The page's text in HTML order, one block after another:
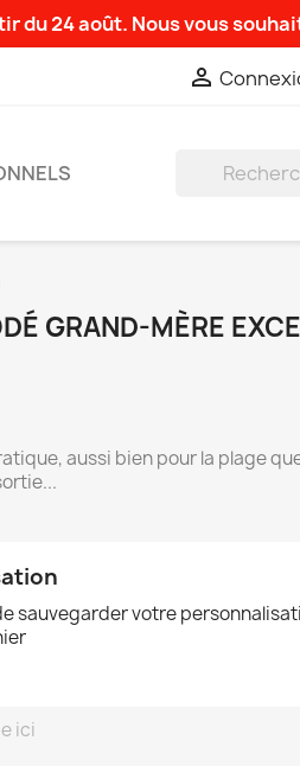
24 août. Nous vous

GRAND-MÈRE
aussi bien pour la plage
sauvegarder votre